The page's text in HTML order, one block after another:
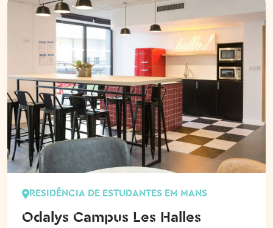
RESIDÊNCIA DE ESTUDANTES EM MANS
Odalys Campus Les Halles